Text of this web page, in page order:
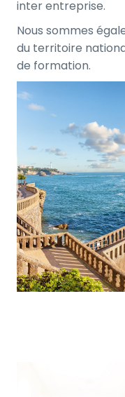
inter entreprise.
Nous sommes
du territoire
de formation.